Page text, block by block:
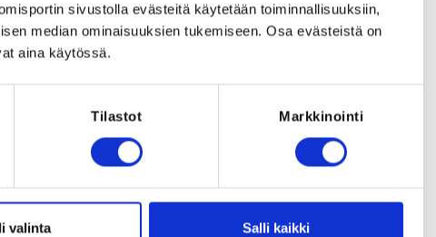
sivustolla evästeitä käytetään toiminnallisuuksiin,
median ominaisuuksien tukemiseen. Osa evästeistä on
aina käytössä.
Tilastot Markkinointi
valinta Salli kaikki
E ja D)